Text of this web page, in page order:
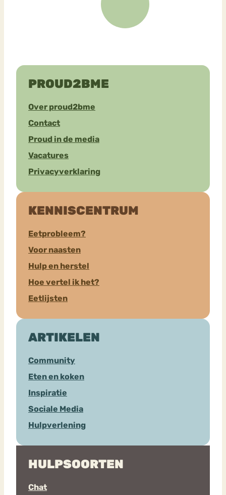
PROUD2BME
Over proud2bme
Contact
Proud in de media
Vacatures
Privacyverklaring
KENNISCENTRUM
Eetprobleem?
Voor naasten
Hulp en herstel
Hoe vertel ik het?
Eetlijsten
ARTIKELEN
Community
Eten en koken
Inspiratie
Sociale Media
Hulpverlening
HULPSOORTEN
Chat